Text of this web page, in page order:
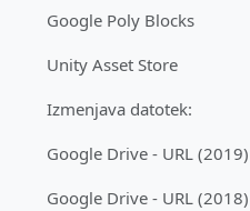
Google Poly Blocks
Unity Asset Store
Izmenjava datotek:
Google Drive - URL (2019)
Google Drive - URL (2018)